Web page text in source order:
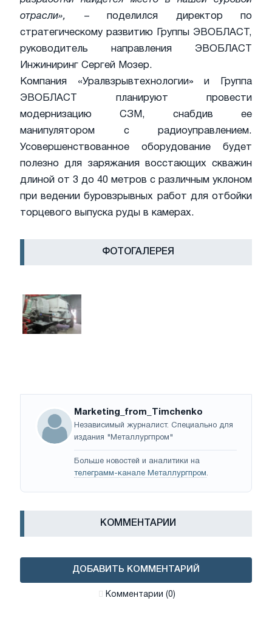
отрасли»,
– поделился директор по
стратегическому развитию Группы ЭВОБЛАСТ,
руководитель направления ЭВОБЛАСТ
Инжиниринг Сергей Мозер.
Компания «Уралвзрывтехнологии» и Группа
ЭВОБЛАСТ планируют провести
модернизацию СЗМ, снабдив ее
манипулятором с радиоуправлением.
Усовершенствованное оборудование будет
полезно для заряжания восстающих скважин
длиной от 3 до 40 метров с различным уклоном
при ведении буровзрывных работ для отбойки
торцевого выпуска руды в камерах.
ФОТОГАЛЕРЕЯ
Marketing_from_Timchenko
Независимый журналист. Специально для
издания "Металлургпром"
Больше новостей и аналитики на
телеграмм-канале Металлургпром.
КОММЕНТАРИИ
ДОБАВИТЬ КОММЕНТАРИЙ
Комментарии (0)